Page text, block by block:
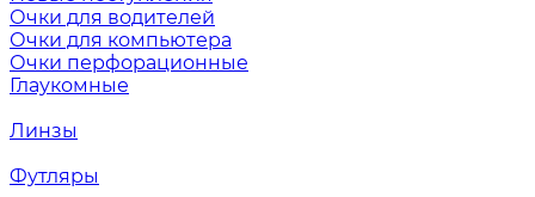
Очки для водителей
Очки для компьютера
Очки перфорационные
Глаукомные
Линзы
Футляры